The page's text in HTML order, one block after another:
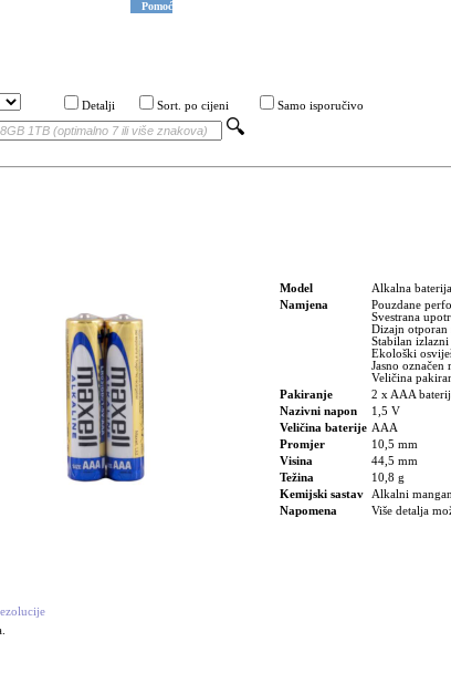
Pomoć
Detalji Sort. po cijeni Samo isporučivo
Model
Alkalna
Namjena
Pouzdane
Svestrana
Dizajn otporan
Stabilan
Ekološki
Jasno
Veličina
Pakiranje
2 x AAA
Nazivni napon
1,5 V
Veličina baterije AAA
Promjer
10,5 mm
Visina
44,5 mm
Težina
10,8 g
Kemijski sastav
Alkalni
Napomena
Više detalja